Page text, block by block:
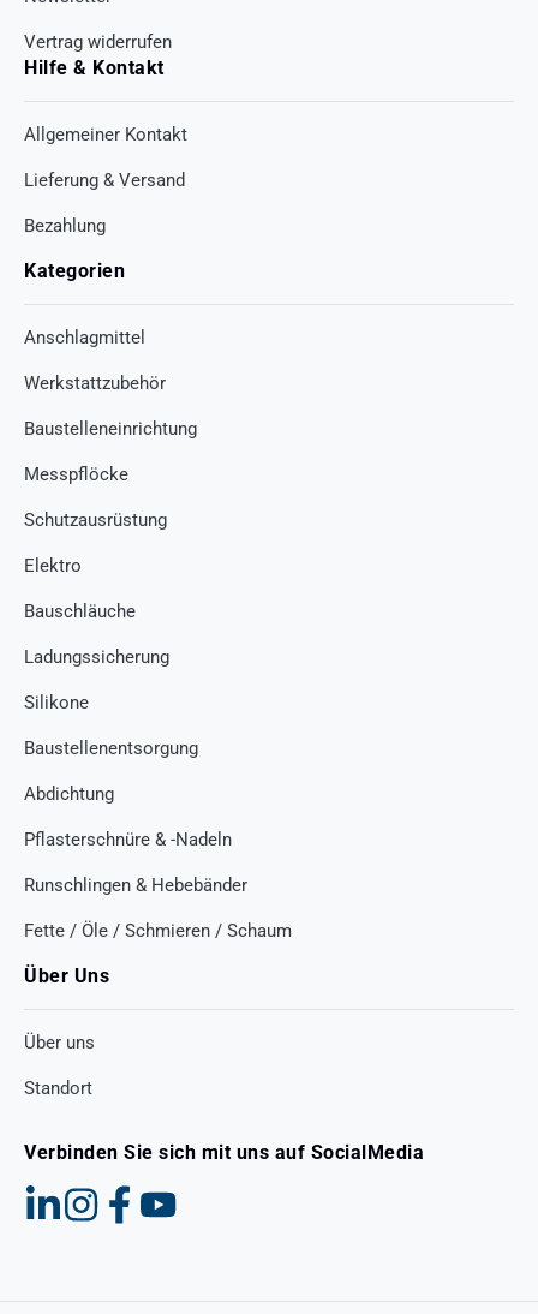
Vertrag widerrufen
Hilfe & Kontakt
Allgemeiner Kontakt
Lieferung & Versand
Bezahlung
Kategorien
Anschlagmittel
Werkstattzubehör
Baustelleneinrichtung
Messpflöcke
Schutzausrüstung
Elektro
Bauschläuche
Ladungssicherung
Silikone
Baustellenentsorgung
Abdichtung
Pflasterschnüre & -Nadeln
Runschlingen & Hebebänder
Fette / Öle / Schmieren / Schaum
Über Uns
Über uns
Standort
Verbinden Sie sich mit uns auf SocialMedia